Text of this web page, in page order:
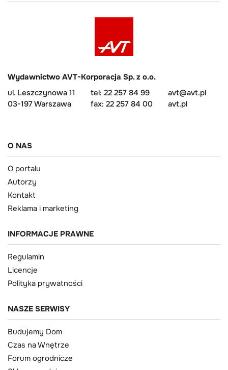
Wydawnictwo AVT-Korporacja Sp. z o.o.
ul. Leszczynowa 11
03-197 Warszawa
tel: 22 257 84 99
fax: 22 257 84 00
avt@avt.pl
avt.pl
O NAS
O portalu
Autorzy
Kontakt
Reklama i marketing
INFORMACJE PRAWNE
Regulamin
Licencje
Polityka prywatności
NASZE SERWISY
Budujemy Dom
Czas na Wnętrze
Forum ogrodnicze